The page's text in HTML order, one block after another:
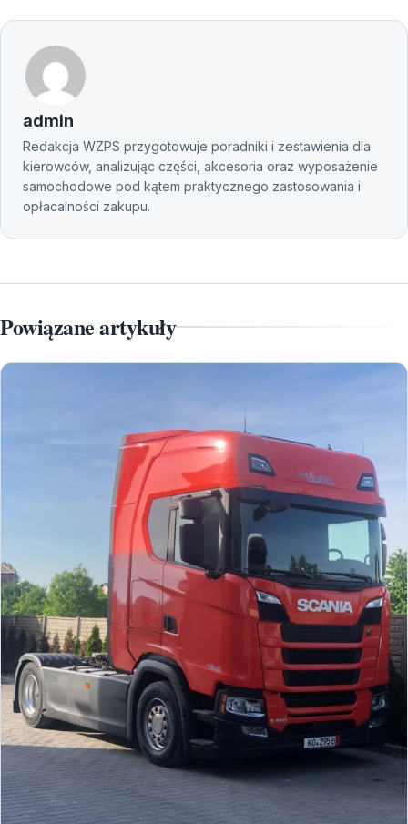
admin
Redakcja WZPS przygotowuje poradniki i zestawienia dla
kierowców, analizując części, akcesoria oraz wyposażenie
samochodowe pod kątem praktycznego zastosowania i
opłacalności zakupu.
Powiązane artykuły